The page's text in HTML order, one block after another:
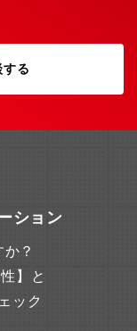
る
ション
？
】と
ック